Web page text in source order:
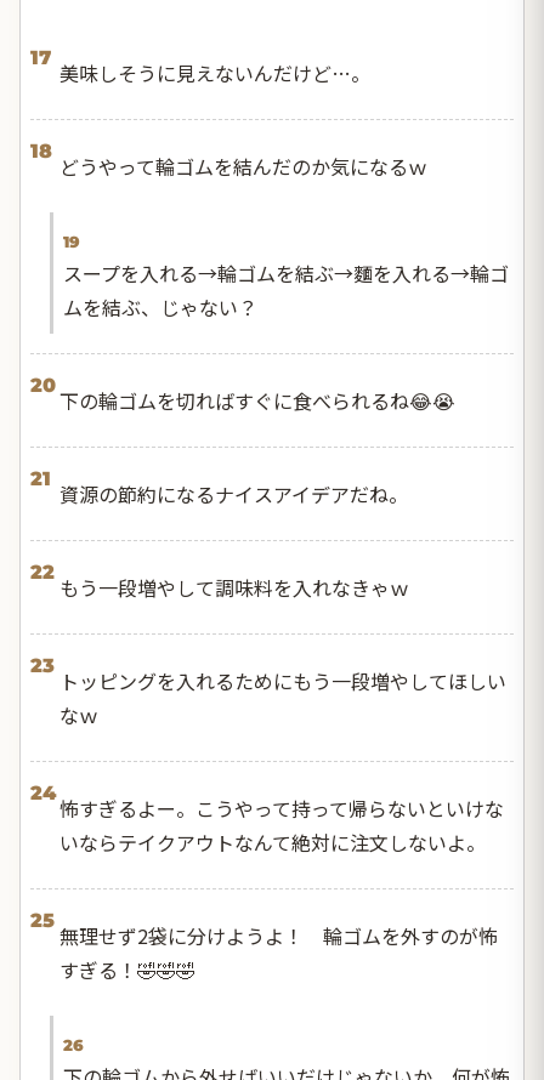
17
美味しそうに見えないんだけど…。
18
どうやって輪ゴムを結んだのか気になるｗ
19
スープを入れる→輪ゴムを結ぶ→麵を入れる→輪ゴ
ムを結ぶ、じゃない？
20
下の輪ゴムを切ればすぐに食べられるね😂😭
21
資源の節約になるナイスアイデアだね。
22
もう一段増やして調味料を入れなきゃｗ
23
トッピングを入れるためにもう一段増やしてほしい
なｗ
24
怖すぎるよー。こうやって持って帰らないといけな
いならテイクアウトなんて絶対に注文しないよ。
25
無理せず2袋に分けようよ！ 輪ゴムを外すのが怖
すぎる！🤣🤣🤣
26